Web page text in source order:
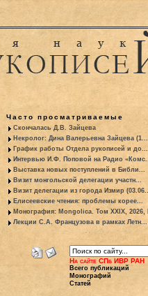
Часто просматриваемые
Скончалась Д.В. Зайцева
Некролог: Дина Валерьевна Зайцева (1...
График работы Отдела рукописей и до...
Интервью И.Ф. Поповой на Радио
Выставка новых поступлений в Библи...
Визит монгольской делегации участн...
Визит делегации из города Измир
Елисеевские чтения: проблемы корее...
Монография: Mongolica. Том XXIX,
Лекции С.А. Французова в рамках Летн...
На сайте СПб ИВР РАН
Всего публикаций
Монографий
Статей